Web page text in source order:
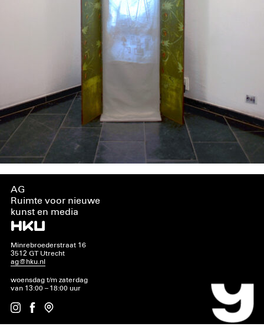
AG
Ruimte voor nieuwe
kunst en media
Minrebroederstraat 16
3512 GT Utrecht
ag@hku.nl
woensdag t/m zaterdag
van 13:00 – 18:00 uur